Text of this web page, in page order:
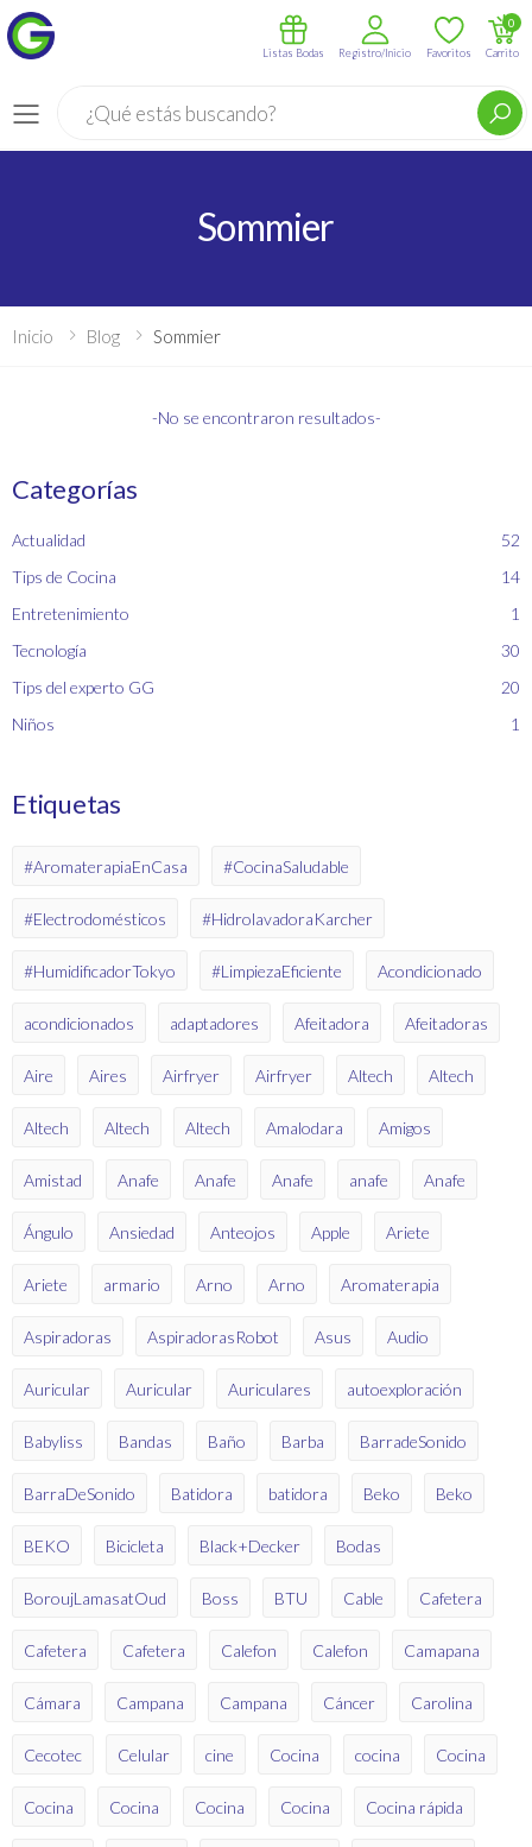
Menú
Listas Bodas Registro/Inicio Favoritos Carrito
0
Sommier
Inicio Blog Sommier
-No se encontraron resultados-
Categorías
Actualidad
52
Tips de Cocina
14
Entretenimiento
1
Tecnología
30
Tips del experto GG
20
Niños
1
Etiquetas
#AromaterapiaEnCasa #CocinaSaludable
#Electrodomésticos #HidrolavadoraKarcher
#HumidificadorTokyo #LimpiezaEficiente Acondicionado
acondicionados adaptadores Afeitadora Afeitadoras
Aire Aires Airfryer Airfryer Altech Altech
Altech Altech Altech Amalodara Amigos
Amistad Anafe Anafe Anafe anafe Anafe
Ángulo Ansiedad Anteojos Apple Ariete
Ariete armario Arno Arno Aromaterapia
Aspiradoras AspiradorasRobot Asus Audio
Auricular Auricular Auriculares autoexploración
Babyliss Bandas Baño Barba BarradeSonido
BarraDeSonido Batidora batidora Beko Beko
BEKO Bicicleta Black+Decker Bodas
BoroujLamasatOud Boss BTU Cable Cafetera
Cafetera Cafetera Calefon Calefon Camapana
Cámara Campana Campana Cáncer Carolina
Cecotec Celular cine Cocina cocina Cocina
Cocina Cocina Cocina Cocina Cocina rápida